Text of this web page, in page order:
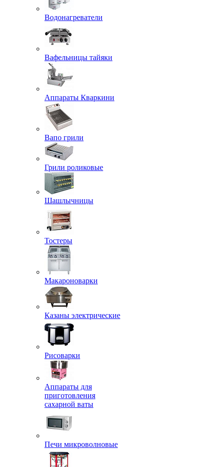
Водонагреватели
Вафельницы тайяки
Аппараты Кваркини
Вапо грили
Грили роликовые
Шашлычницы
Тостеры
Макароноварки
Казаны электрические
Рисоварки
Аппараты для
приготовления
сахарной ваты
Печи микроволновые